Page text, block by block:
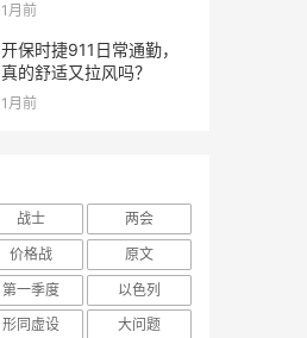
1月前
开保时捷911日常通勤，
真的舒适又拉风吗？
1月前
战士
两会
价格战
原文
第一季度
以色列
形同虚设
大问题